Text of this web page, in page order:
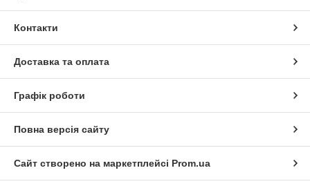
Контакти
Доставка та оплата
Графік роботи
Повна версія сайту
Сайт створено на маркетплейсі Prom.ua